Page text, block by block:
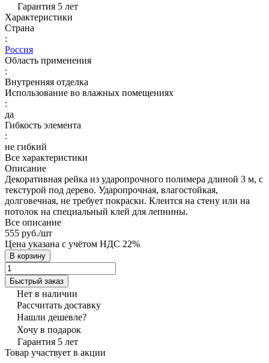
Гарантия 5 лет
Характеристики
Страна
:
Россия
Область применения
:
Внутренняя отделка
Использование во влажных помещениях
:
да
Гибкость элемента
:
не гибкий
Все характеристики
Описание
Декоративная рейка из ударопрочного полимера длиной 3 м, с
текстурой под дерево. Ударопрочная, влагостойкая,
долговечная, не требует покраски. Клеится на стену или на
потолок на специальный клей для лепнины.
Все описание
555 руб./шт
Цена указана с учётом НДС 22%
В корзину
Быстрый заказ
Нет в наличии
Рассчитать доставку
Нашли дешевле?
Хочу в подарок
Гарантия 5 лет
Товар участвует в акции